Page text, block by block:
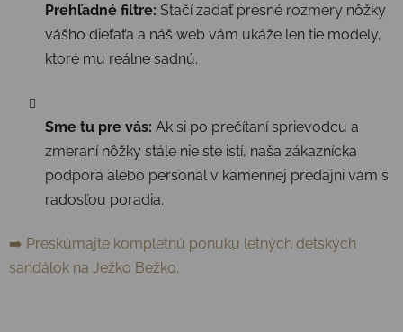
Prehľadné filtre: Stačí zadať presné rozmery nôžky
vášho dieťaťa a náš web vám ukáže len tie modely,
ktoré mu reálne sadnú.
Sme tu pre vás: Ak si po prečítaní sprievodcu a
zmeraní nôžky stále nie ste istí, naša zákaznícka
podpora alebo personál v kamennej predajni vám s
radosťou poradia.
➡️ Preskúmajte kompletnú ponuku letných detských
sandálok na Ježko Bežko.